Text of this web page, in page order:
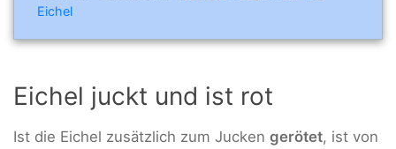
Eichel
Eichel juckt und ist rot
Ist die Eichel zusätzlich zum Jucken gerötet, ist von